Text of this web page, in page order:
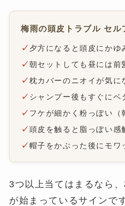
梅雨の頭皮トラブル セル
✓ 夕方になると頭皮にかゆ
✓朝セットしても昼には前
✓枕カバーのニオイが気に
✓ シャンプー後もすぐにベ
✓ フケが細かく粉っぽい（
✓頭皮を触ると脂っぽい感
✓帽子をかぶった後にモワ
3つ以上当てはまるなら
が始まっているサインで